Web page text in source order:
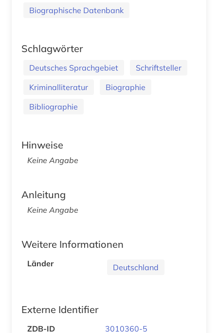
Biographische Datenbank
Schlagwörter
Deutsches Sprachgebiet
Schriftsteller
Kriminalliteratur
Biographie
Bibliographie
Hinweise
Keine Angabe
Anleitung
Keine Angabe
Weitere Informationen
Länder Deutschland
Externe Identifier
ZDB-ID 3010360-5